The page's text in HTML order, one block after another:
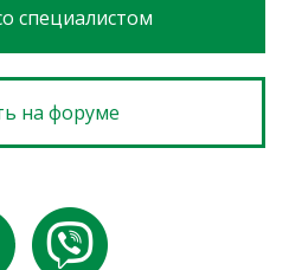
специалистом
на форуме